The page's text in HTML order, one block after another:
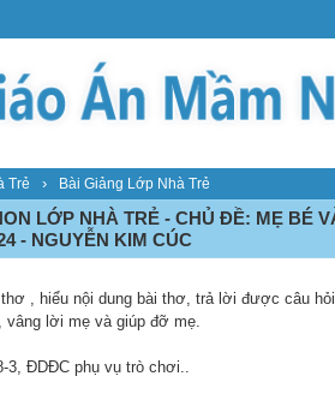
Trẻ › Bài Giảng Lớp Nhà Trẻ
LỚP NHÀ TRẺ - CHỦ ĐỀ: MẸ BÉ
- NGUYỄN KIM CÚC
, hiểu nội dung bài thơ, trả lời được câu
lời mẹ và giúp đỡ mẹ.
3, ĐDĐC phụ vụ trò chơi..